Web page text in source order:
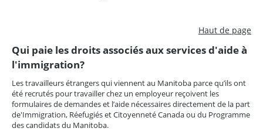
Haut de page
Qui paie les droits associés aux services d'aide à
l'immigration?
Les travailleurs étrangers qui viennent au Manitoba parce qu’ils ont
été recrutés pour travailler chez un employeur reçoivent les
formulaires de demandes et l’aide nécessaires directement de la part
de'Immigration, Réefugiés et Citoyenneté Canada ou du Programme
des candidats du Manitoba.